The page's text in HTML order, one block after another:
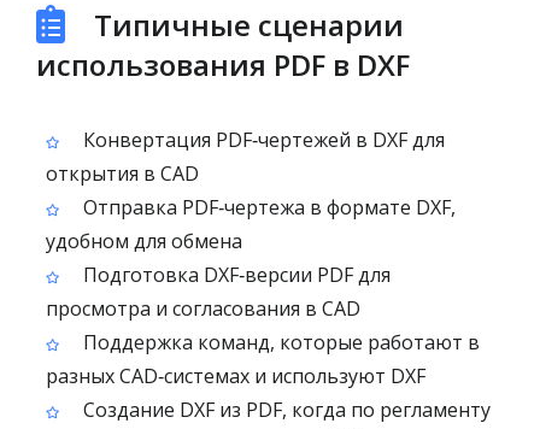
Типичные сценарии
использования PDF в DXF
Конвертация PDF‑чертежей в DXF для
открытия в CAD
Отправка PDF‑чертежа в формате DXF,
удобном для обмена
Подготовка DXF‑версии PDF для
просмотра и согласования в CAD
Поддержка команд, которые работают в
разных CAD‑системах и используют DXF
Создание DXF из PDF, когда по регламенту